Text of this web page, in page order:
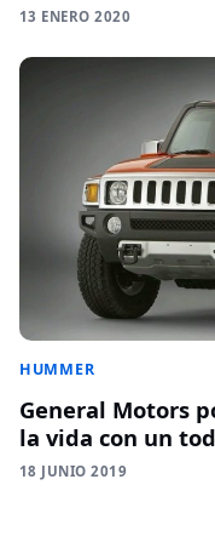
13 ENERO 2020
HUMMER
General Motors
la vida con un
18 JUNIO 2019